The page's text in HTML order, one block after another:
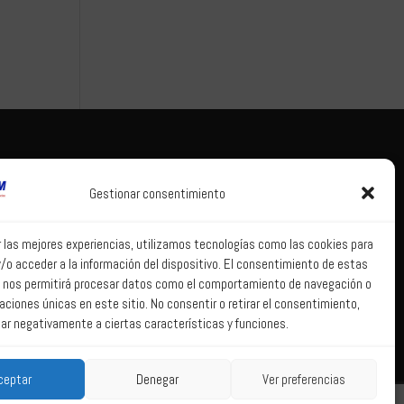
Gestionar consentimiento
las mejores experiencias, utilizamos tecnologías como las cookies para
o acceder a la información del dispositivo. El consentimiento de estas
permitirá procesar datos como el comportamiento de navegación o
únicas en este sitio. No consentir o retirar el consentimiento,
negativamente a ciertas características y funciones.
Denegar Ver preferencias
privacidad
Política de Sistema
Interno de
Información
Política de Cookies
Correo web